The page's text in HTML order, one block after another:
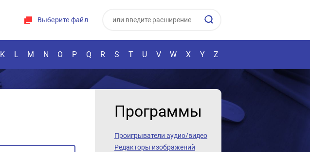
Выберите файл
K L M N O P Q R S T U V W X Y Z
Программы
Проигрыватели аудио/видео
Редакторы изображений